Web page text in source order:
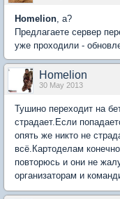
Homelion, а?
Предлагаете сервер
уже проходили -
Homelion
30 May 2013
Тушино переходит на
страдает.Если
опять же никто не
всё.Картоделам
повторюсь и они не
организаторам и